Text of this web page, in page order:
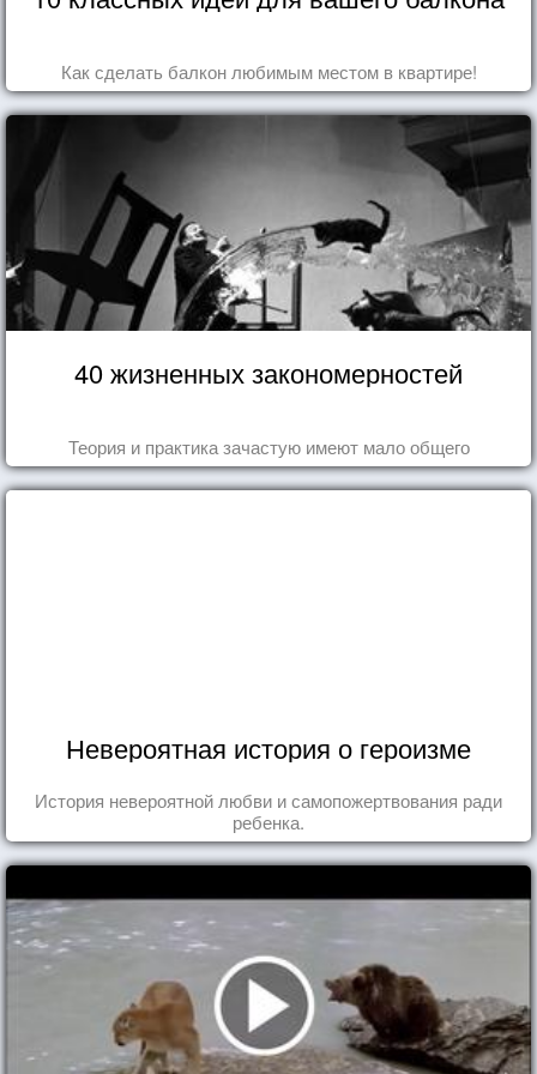
Как сделать балкон любимым местом в квартире!
40 жизненных закономерностей
Теория и практика зачастую имеют мало общего
Невероятная история о героизме
История невероятной любви и самопожертвования ради
ребенка.